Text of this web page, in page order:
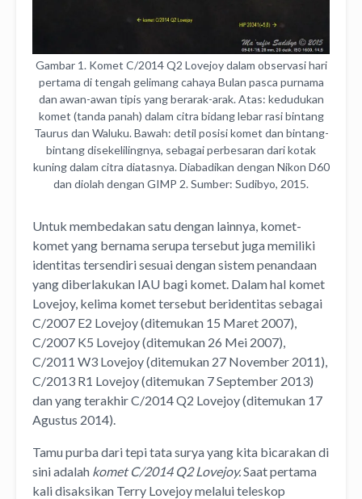
Gambar 1. Komet C/2014 Q2 Lovejoy dalam observasi hari
pertama di tengah gelimang cahaya Bulan pasca purnama
dan awan-awan tipis yang berarak-arak. Atas: kedudukan
komet (tanda panah) dalam citra bidang lebar rasi bintang
Taurus dan Waluku. Bawah: detil posisi komet dan bintang-
bintang disekelilingnya, sebagai perbesaran dari kotak
kuning dalam citra diatasnya. Diabadikan dengan Nikon D60
dan diolah dengan GIMP 2. Sumber: Sudibyo, 2015.
Untuk membedakan satu dengan lainnya, komet-
komet yang bernama serupa tersebut juga memiliki
identitas tersendiri sesuai dengan sistem penandaan
yang diberlakukan IAU bagi komet. Dalam hal komet
Lovejoy, kelima komet tersebut beridentitas sebagai
C/2007 E2 Lovejoy (ditemukan 15 Maret 2007),
C/2007 K5 Lovejoy (ditemukan 26 Mei 2007),
C/2011 W3 Lovejoy (ditemukan 27 November 2011),
C/2013 R1 Lovejoy (ditemukan 7 September 2013)
dan yang terakhir C/2014 Q2 Lovejoy (ditemukan 17
Agustus 2014).
Tamu purba dari tepi tata surya yang kita bicarakan di
sini adalah komet C/2014 Q2 Lovejoy.Saat pertama
kali disaksikan Terry Lovejoy melalui teleskop